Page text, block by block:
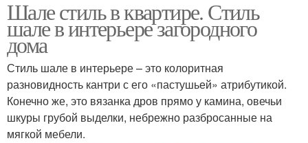
Шале стиль в квартире. Стиль
шале в интерьере загородного
дома
Стиль шале в интерьере – это колоритная
разновидность кантри с его «пастушьей» атрибутикой.
Конечно же, это вязанка дров прямо у камина, овечьи
шкуры грубой выделки, небрежно разбросанные на
мягкой мебели.